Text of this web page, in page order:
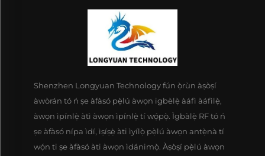
Shenzhen Longyuan Technology fún ọ̀rùn àṣòṣí
àwòrán tó ń ṣe àfàsó pẹ̀lú àwọn igbèlẹ̀ àáfì àáfìlẹ̀,
àwọn ìpínlẹ̀ àtì àwọn ìpínlẹ̀ tí wọ́pọ̀. Ìgbàlẹ̀ RF tó ń
ṣe àfàsó nípa ìdí, ìṣíṣẹ̀ àti ìyílọ̀ pẹ̀lú àwọn antẹ̀nà tí
wọ́n ti ṣe àfàsó àti àwọn ìdánimọ̀. Àṣòṣí pẹ̀lú àwọn